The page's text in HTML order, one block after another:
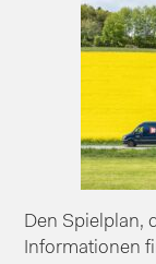
Den Spielplan,
Informationen